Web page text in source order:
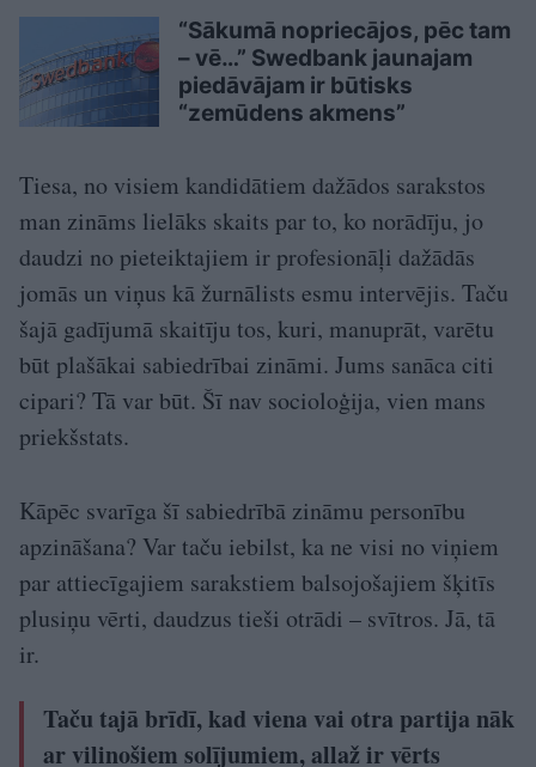
“Sākumā nopriecājos, pēc tam
– vē…” Swedbank jaunajam
piedāvājam ir būtisks
“zemūdens akmens”
Tiesa, no visiem kandidātiem dažādos sarakstos
man zināms lielāks skaits par to, ko norādīju, jo
daudzi no pieteiktajiem ir profesionāļi dažādās
jomās un viņus kā žurnālists esmu intervējis. Taču
šajā gadījumā skaitīju tos, kuri, manuprāt, varētu
būt plašākai sabiedrībai zināmi. Jums sanāca citi
cipari? Tā var būt. Šī nav socioloģija, vien mans
priekšstats.
Kāpēc svarīga šī sabiedrībā zināmu personību
apzināšana? Var taču iebilst, ka ne visi no viņiem
par attiecīgajiem sarakstiem balsojošajiem šķitīs
plusiņu vērti, daudzus tieši otrādi – svītros. Jā, tā
ir.
Taču tajā brīdī, kad viena vai otra partija nāk
ar vilinošiem solījumiem, allaž ir vērts